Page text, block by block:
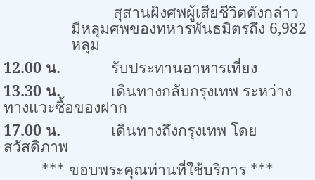
สุสานฝังศพผู้เสียชีวิตดังกล่าว
มีหลุมศพของทหารพันธมิตรถึง 6,982
หลุม
12.00น.
รับประทานอาหารเที่ยง
13.30 น. เดินทางกลับกรุงเทพ ระหว่าง
ทางแวะซื้อของฝาก
17.00น. เดินทางถึงกรุงเทพ โดย
สวัสดิภาพ
*** ขอบพระคุณท่านที่ใช้บริการ ***